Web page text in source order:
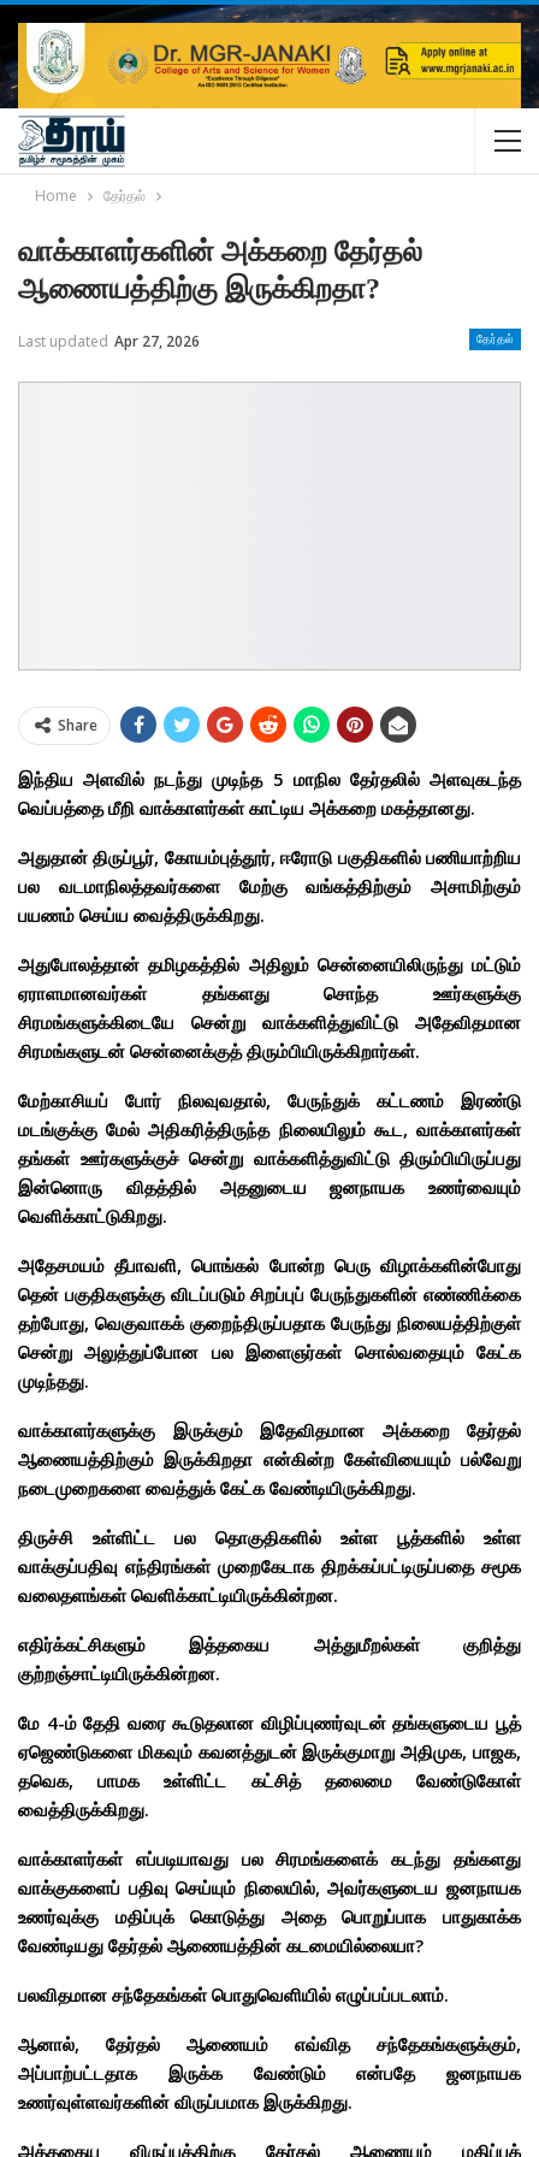
Home தேர்தல்
வாக்காளர்களின் அக்கறை தேர்தல்
ஆணையத்திற்கு இருக்கிறதா?
தேர்தல்
Last updated Apr 27, 2026
Share
இந்திய அளவில் நடந்து முடிந்த 5 மாநில தேர்தலில் அளவுகடந்த
வெப்பத்தை மீறி வாக்காளர்கள் காட்டிய அக்கறை மகத்தானது.
அதுதான் திருப்பூர், கோயம்புத்தூர், ஈரோடு பகுதிகளில் பணியாற்றிய
பல வடமாநிலத்தவர்களை மேற்கு வங்கத்திற்கும் அசாமிற்கும்
பயணம் செய்ய வைத்திருக்கிறது.
அதுபோலத்தான் தமிழகத்தில் அதிலும் சென்னையிலிருந்து மட்டும்
ஏராளமானவர்கள் தங்களது சொந்த ஊர்களுக்கு
சிரமங்களுக்கிடையே சென்று வாக்களித்துவிட்டு அதேவிதமான
சிரமங்களுடன் சென்னைக்குத் திரும்பியிருக்கிறார்கள்.
மேற்காசியப் போர் நிலவுவதால், பேருந்துக் கட்டணம் இரண்டு
மடங்குக்கு மேல் அதிகரித்திருந்த நிலையிலும் கூட, வாக்காளர்கள்
தங்கள் ஊர்களுக்குச் சென்று வாக்களித்துவிட்டு திரும்பியிருப்பது
இன்னொரு விதத்தில் அதனுடைய ஜனநாயக உணர்வையும்
வெளிக்காட்டுகிறது.
அதேசமயம் தீபாவளி, பொங்கல் போன்ற பெரு விழாக்களின்போது
தென் பகுதிகளுக்கு விடப்படும் சிறப்புப் பேருந்துகளின் எண்ணிக்கை
தற்போது, வெகுவாகக் குறைந்திருப்பதாக பேருந்து நிலையத்திற்குள்
சென்று அலுத்துப்போன பல இளைஞர்கள் சொல்வதையும் கேட்க
முடிந்தது.
வாக்காளர்களுக்கு இருக்கும் இதேவிதமான அக்கறை தேர்தல்
ஆணையத்திற்கும் இருக்கிறதா என்கின்ற கேள்வியையும் பல்வேறு
நடைமுறைகளை வைத்துக் கேட்க வேண்டியிருக்கிறது.
திருச்சி உள்ளிட்ட பல தொகுதிகளில் உள்ள பூத்களில் உள்ள
வாக்குப்பதிவு எந்திரங்கள் முறைகேடாக திறக்கப்பட்டிருப்பதை சமூக
வலைதளங்கள் வெளிக்காட்டியிருக்கின்றன.
எதிர்க்கட்சிகளும் இத்தகைய அத்துமீறல்கள் குறித்து
குற்றஞ்சாட்டியிருக்கின்றன.
மே 4-ம் தேதி வரை கூடுதலான விழிப்புணர்வுடன் தங்களுடைய பூத்
ஏஜெண்டுகளை மிகவும் கவனத்துடன் இருக்குமாறு அதிமுக, பாஜக,
தவெக, பாமக உள்ளிட்ட கட்சித் தலைமை வேண்டுகோள்
வைத்திருக்கிறது.
வாக்காளர்கள் எப்படியாவது பல சிரமங்களைக் கடந்து தங்களது
வாக்குகளைப் பதிவு செய்யும் நிலையில், அவர்களுடைய ஜனநாயக
உணர்வுக்கு மதிப்புக் கொடுத்து அதை பொறுப்பாக பாதுகாக்க
வேண்டியது தேர்தல் ஆணையத்தின் கடமையில்லையா?
பலவிதமான சந்தேகங்கள் பொதுவெளியில் எழுப்பப்படலாம்.
ஆனால், தேர்தல் ஆணையம் எவ்வித சந்தேகங்களுக்கும்,
அப்பாற்பட்டதாக இருக்க வேண்டும் என்பதே ஜனநாயக
உணர்வுள்ளவர்களின் விருப்பமாக இருக்கிறது.
அத்தகைய விருப்பத்திற்கு தேர்தல் ஆணையம் மதிப்புக்